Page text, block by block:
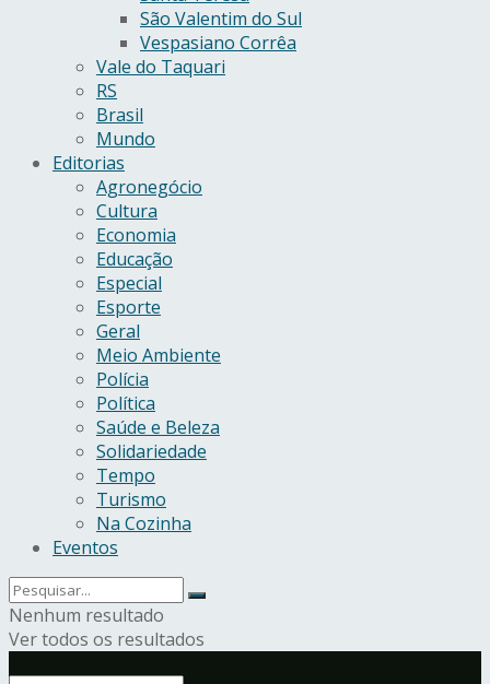
São Valentim do Sul
Vespasiano Corrêa
Vale do Taquari
RS
Brasil
Mundo
Editorias
Agronegócio
Cultura
Economia
Educação
Especial
Esporte
Geral
Meio Ambiente
Polícia
Política
Saúde e Beleza
Solidariedade
Tempo
Turismo
Na Cozinha
Eventos
Nenhum resultado
Ver todos os resultados